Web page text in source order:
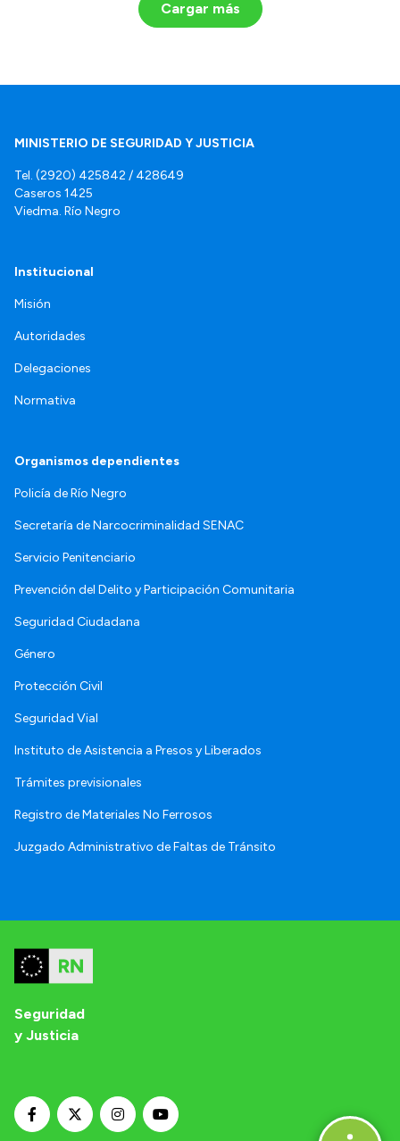
Cargar más
MINISTERIO DE SEGURIDAD Y JUSTICIA
Tel. (2920) 425842 / 428649
Caseros 1425
Viedma. Río Negro
Institucional
Misión
Autoridades
Delegaciones
Normativa
Organismos dependientes
Policía de Río Negro
Secretaría de Narcocriminalidad SENAC
Servicio Penitenciario
Prevención del Delito y Participación Comunitaria
Seguridad Ciudadana
Género
Protección Civil
Seguridad Vial
Instituto de Asistencia a Presos y Liberados
Trámites previsionales
Registro de Materiales No Ferrosos
Juzgado Administrativo de Faltas de Tránsito
Seguridad
y Justicia